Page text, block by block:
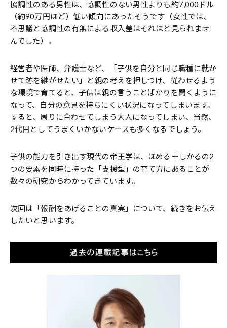
協調性のある男性は、協調性のない男性よりも約7,000ドル
（約90万円ほど）低い傾向にあったそうです（女性では、
不思議と協調性の有無による収入差はそれほど見られませ
んでした）。
経営者や医師、弁護士など、「子供を自分と同じ職種に就か
せて跡を継がせたい」と親の考えを押しつけ、従わせるよう
な環境で育てると、子供は親の言うことばかりを聞くように
なって、自分の意見を持ちにくい状況になってしまいます。
すると、周りに合わせてしまう大人になってしまい、当然、
2代目としてうまくいかないケースも多くなるでしょう。
子供の能力を引き出す現代の帝王学は、ほめる＋しかるの2
つの要素を同時に持った「支援型」の育て方にあることが
数々の研究からわかってきています。
次回は「報酬をあげることの真実」について、続きをお伝え
したいと思います。